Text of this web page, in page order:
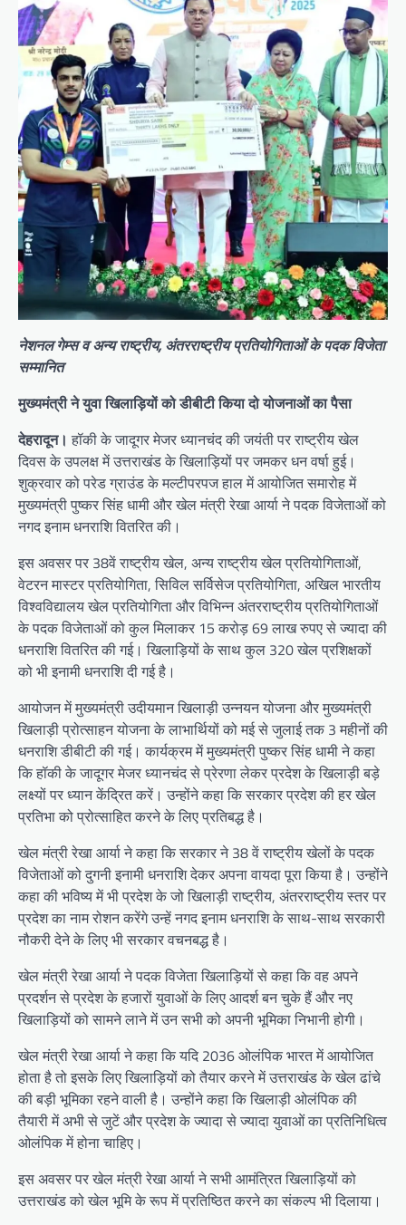
नेशनल गेम्स व अन्य राष्ट्रीय, अंतरराष्ट्रीय प्रतियोगिताओं के पदक विजेता
सम्मानित
मुख्यमंत्री ने युवा खिलाड़ियों को डीबीटी किया दो योजनाओं का पैसा
देहरादून। हॉकी के जादूगर मेजर ध्यानचंद की जयंती पर राष्ट्रीय खेल
दिवस के उपलक्ष में उत्तराखंड के खिलाड़ियों पर जमकर धन वर्षा हुई।
शुक्रवार को परेड ग्राउंड के मल्टीपरपज हाल में आयोजित समारोह में
मुख्यमंत्री पुष्कर सिंह धामी और खेल मंत्री रेखा आर्या ने पदक विजेताओं को
नगद इनाम धनराशि वितरित की।
इस अवसर पर 38वें राष्ट्रीय खेल, अन्य राष्ट्रीय खेल प्रतियोगिताओं,
वेटरन मास्टर प्रतियोगिता, सिविल सर्विसेज प्रतियोगिता, अखिल भारतीय
विश्वविद्यालय खेल प्रतियोगिता और विभिन्न अंतरराष्ट्रीय प्रतियोगिताओं
के पदक विजेताओं को कुल मिलाकर 15 करोड़ 69 लाख रुपए से ज्यादा की
धनराशि वितरित की गई। खिलाड़ियों के साथ कुल 320 खेल प्रशिक्षकों
को भी इनामी धनराशि दी गई है।
आयोजन में मुख्यमंत्री उदीयमान खिलाड़ी उन्नयन योजना और मुख्यमंत्री
खिलाड़ी प्रोत्साहन योजना के लाभार्थियों को मई से जुलाई तक 3 महीनों की
धनराशि डीबीटी की गई। कार्यक्रम में मुख्यमंत्री पुष्कर सिंह धामी ने कहा
कि हॉकी के जादूगर मेजर ध्यानचंद से प्रेरणा लेकर प्रदेश के खिलाड़ी बड़े
लक्ष्यों पर ध्यान केंद्रित करें। उन्होंने कहा कि सरकार प्रदेश की हर खेल
प्रतिभा को प्रोत्साहित करने के लिए प्रतिबद्ध है।
खेल मंत्री रेखा आर्या ने कहा कि सरकार ने 38 वें राष्ट्रीय खेलों के पदक
विजेताओं को दुगनी इनामी धनराशि देकर अपना वायदा पूरा किया है। उन्होंने
कहा की भविष्य में भी प्रदेश के जो खिलाड़ी राष्ट्रीय, अंतरराष्ट्रीय स्तर पर
प्रदेश का नाम रोशन करेंगे उन्हें नगद इनाम धनराशि के साथ-साथ सरकारी
नौकरी देने के लिए भी सरकार वचनबद्ध है।
खेल मंत्री रेखा आर्या ने पदक विजेता खिलाड़ियों से कहा कि वह अपने
प्रदर्शन से प्रदेश के हजारों युवाओं के लिए आदर्श बन चुके हैं और नए
खिलाड़ियों को सामने लाने में उन सभी को अपनी भूमिका निभानी होगी।
खेल मंत्री रेखा आर्या ने कहा कि यदि 2036 ओलंपिक भारत में आयोजित
होता है तो इसके लिए खिलाड़ियों को तैयार करने में उत्तराखंड के खेल ढांचे
की बड़ी भूमिका रहने वाली है। उन्होंने कहा कि खिलाड़ी ओलंपिक की
तैयारी में अभी से जुटें और प्रदेश के ज्यादा से ज्यादा युवाओं का प्रतिनिधित्व
ओलंपिक में होना चाहिए।
इस अवसर पर खेल मंत्री रेखा आर्या ने सभी आमंत्रित खिलाड़ियों को
उत्तराखंड को खेल भूमि के रूप में प्रतिष्ठित करने का संकल्प भी दिलाया।